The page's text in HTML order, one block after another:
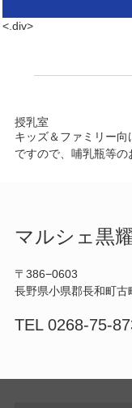
<.div>
授乳室
キッズ＆ファミリー
ですので、哺乳瓶等の
マルシェ黒
〒386−0603
長野県小県郡長和町古
TEL 0268-75-